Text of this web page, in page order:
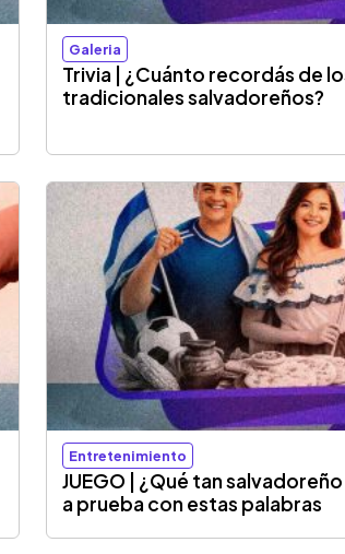
Galeria
Trivia | ¿Cuánto recordás de
tradicionales salvadoreños?
Entretenimiento
JUEGO | ¿Qué tan
a prueba con estas palabras